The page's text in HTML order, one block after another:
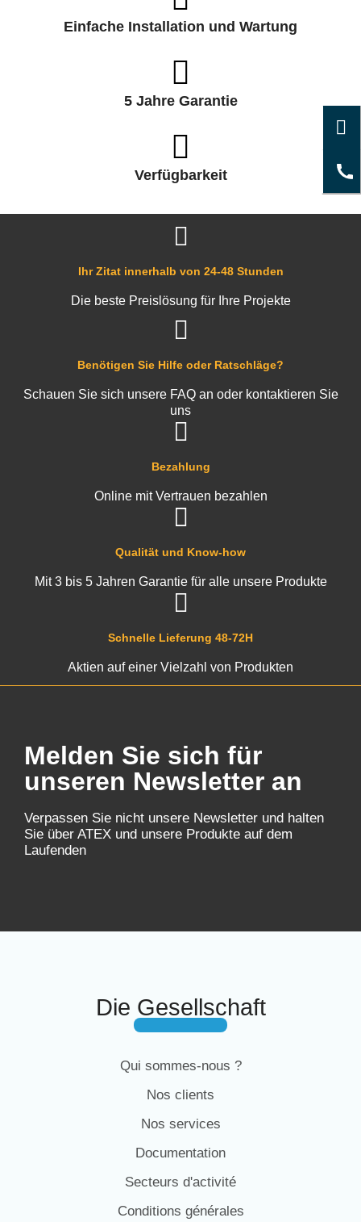
Einfache Installation und Wartung
5 Jahre Garantie
Verfügbarkeit
Schnelle Lieferung 48-72H
Aktien auf einer Vielzahl von Produkten
Qualität und Know-how
Mit 3 bis 5 Jahren Garantie für alle unsere Produkte
Bezahlung
Online mit Vertrauen bezahlen
Benötigen Sie Hilfe oder Ratschläge?
Schauen Sie sich unsere FAQ an oder kontaktieren Sie
uns
Ihr Zitat innerhalb von 24-48 Stunden
Die beste Preislösung für Ihre Projekte
Melden Sie sich für
unseren Newsletter an
Verpassen Sie nicht unsere Newsletter und halten
Sie über ATEX und unsere Produkte auf dem
Laufenden
Die Gesellschaft
Qui sommes-nous ?
Nos clients
Nos services
Documentation
Secteurs d'activité
Conditions générales